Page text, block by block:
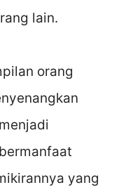
lain.
orang
yang